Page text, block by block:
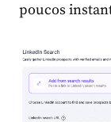
poucos